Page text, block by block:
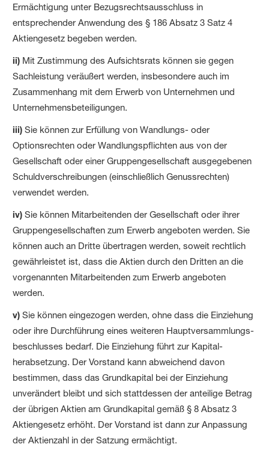
Ermächtigung unter Bezugs­rechts­ausschluss in
entsprechender Anwendung des § 186 Absatz 3 Satz 4
Aktiengesetz begeben werden.
ii) Mit Zustimmung des Aufsichtsrats können sie gegen
Sachleistung veräußert werden, insbesondere auch im
Zusammenhang mit dem Erwerb von Unternehmen und
Unternehmens­beteiligungen.
iii) Sie können zur Erfüllung von Wandlungs- oder
Optionsrechten oder Wandlungs­pflichten aus von der
Gesellschaft oder einer Gruppen­gesellschaft ausgegebenen
Schuld­verschreibungen (einschließlich Genussrechten)
verwendet werden.
iv) Sie können Mitarbeitenden der Gesellschaft oder ihrer
Gruppen­gesell­schaften zum Erwerb angeboten werden. Sie
können auch an Dritte übertragen werden, soweit rechtlich
gewährleistet ist, dass die Aktien durch den Dritten an die
vorgenannten Mitarbeitenden zum Erwerb angeboten
werden.
v) Sie können eingezogen werden, ohne dass die Einziehung
oder ihre Durchführung eines weiteren Haupt­versammlungs­
beschlusses bedarf. Die Einziehung führt zur Kapital­
herabsetzung. Der Vorstand kann abweichend davon
bestimmen, dass das Grundkapital bei der Einziehung
unverändert bleibt und sich stattdessen der anteilige Betrag
der übrigen Aktien am Grundkapital gemäß § 8 Absatz 3
Aktiengesetz erhöht. Der Vorstand ist dann zur Anpassung
der Aktienzahl in der Satzung ermächtigt.